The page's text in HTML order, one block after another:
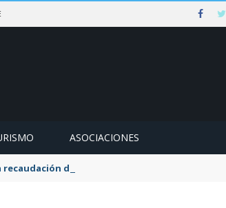
ASOCIACIONES
de la tasa de aguas y basuras